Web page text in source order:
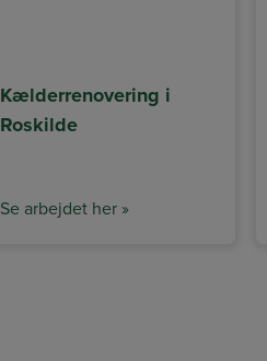
Kælderrenovering i
Roskilde
Se arbejdet her »